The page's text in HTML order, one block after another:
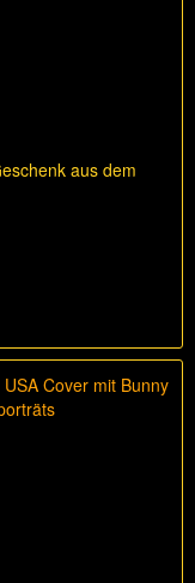
aus dem